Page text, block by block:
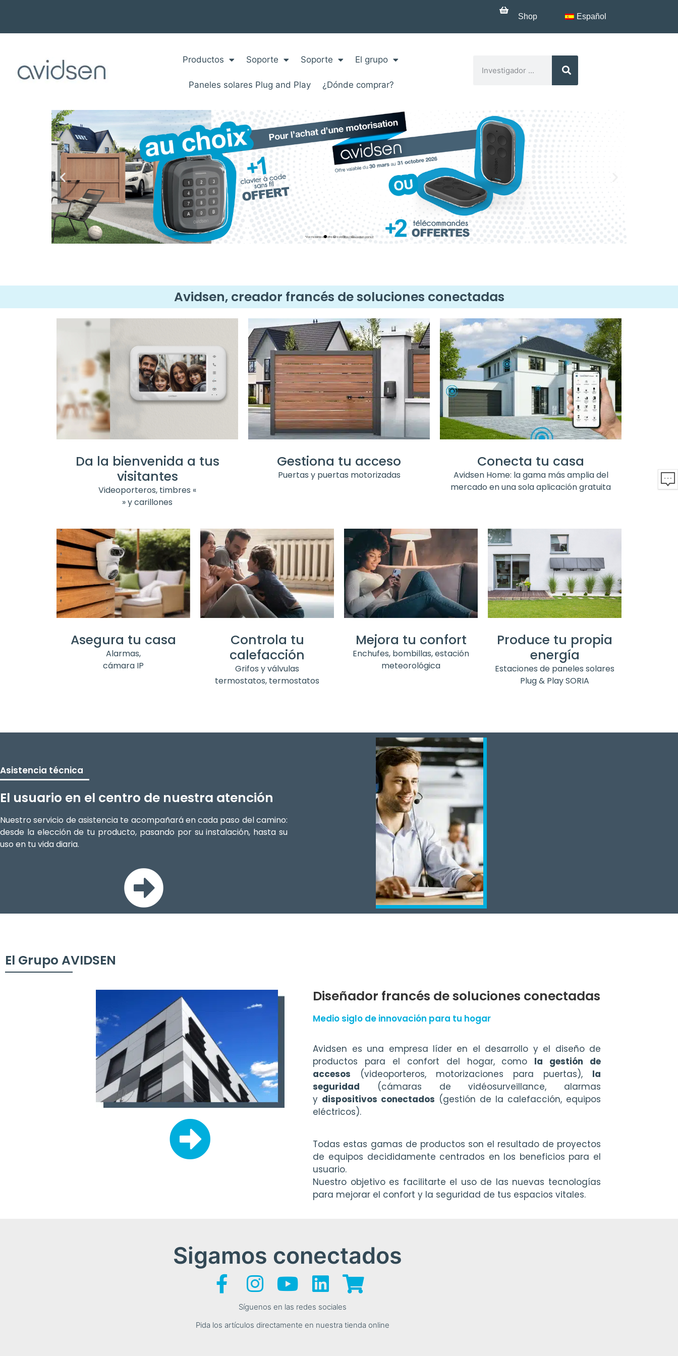
Shop Español
Productos Soporte Soporte El grupo
Paneles solares Plug and Play ¿Dónde comprar?
ver el Q-Air
Avidsen, creador francés de soluciones conectadas
Da la bienvenida a tus
visitantes
Videoporteros, timbres «
» y carillones
Gestiona tu acceso
Puertas y puertas motorizadas
Conecta tu casa
Avidsen Home: la gama más amplia del
mercado en una sola aplicación gratuita
Asegura tu casa
Alarmas,
cámara IP
Controla tu
calefacción
Grifos y válvulas
termostatos, termostatos
Mejora tu confort
Enchufes, bombillas, estación
meteorológica
Produce tu propia
energía
Estaciones de paneles solares
Plug & Play SORIA
Asistencia técnica
El usuario en el centro de nuestra atención
Nuestro servicio de asistencia te acompañará en cada paso del camino:
desde la elección de tu producto, pasando por su instalación, hasta su
uso en tu vida diaria.
El Grupo AVIDSEN
Diseñador francés de soluciones conectadas
Medio siglo de innovación para tu hogar
Avidsen es una empresa líder en el desarrollo y el diseño de
productos para el confort del hogar, como la gestión de
accesos (videoporteros, motorizaciones para puertas), la
seguridad (cámaras de vidéosurveillance, alarmas
y dispositivos conectados (gestión de la calefacción, equipos
eléctricos).
Todas estas gamas de productos son el resultado de proyectos
de equipos decididamente centrados en los beneficios para el
usuario.
Nuestro objetivo es facilitarte el uso de las nuevas tecnologías
para mejorar el confort y la seguridad de tus espacios vitales.
Sigamos conectados
Síguenos en las redes sociales
Pida los artículos directamente en nuestra tienda online